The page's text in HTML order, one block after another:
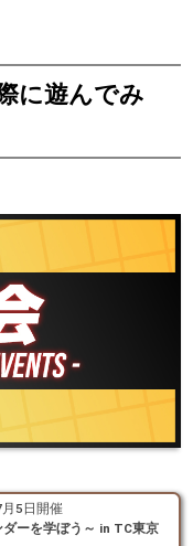
に遊んでみ
5日開催
ーを学ぼう～ in TC東京